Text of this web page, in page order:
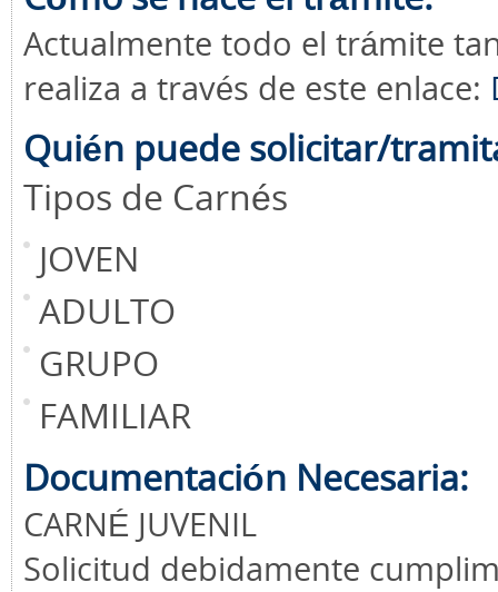
Actualmente todo el trámite
realiza a través de este enlace:
Quién puede solicitar/
Tipos de Carnés
JOVEN
ADULTO
GRUPO
FAMILIAR
Documentación Necesaria:
CARNÉ JUVENIL
Solicitud debidamente